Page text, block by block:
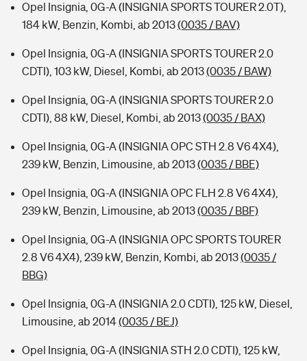
Opel Insignia, 0G-A (INSIGNIA SPORTS TOURER 2.0T),
184 kW, Benzin, Kombi, ab 2013(0035 / BAV)
Opel Insignia, 0G-A (INSIGNIA SPORTS TOURER 2.0
CDTI), 103 kW, Diesel, Kombi, ab 2013(0035 / BAW)
Opel Insignia, 0G-A (INSIGNIA SPORTS TOURER 2.0
CDTI), 88 kW, Diesel, Kombi, ab 2013(0035 / BAX)
Opel Insignia, 0G-A (INSIGNIA OPC STH 2.8 V6 4X4),
239 kW, Benzin, Limousine, ab 2013(0035 / BBE)
Opel Insignia, 0G-A (INSIGNIA OPC FLH 2.8 V6 4X4),
239 kW, Benzin, Limousine, ab 2013(0035 / BBF)
Opel Insignia, 0G-A (INSIGNIA OPC SPORTS TOURER
2.8 V6 4X4), 239 kW, Benzin, Kombi, ab 2013(0035 /
BBG)
Opel Insignia, 0G-A (INSIGNIA 2.0 CDTI), 125 kW, Diesel,
Limousine, ab 2014(0035 / BEJ)
Opel Insignia, 0G-A (INSIGNIA STH 2.0 CDTI), 125 kW,